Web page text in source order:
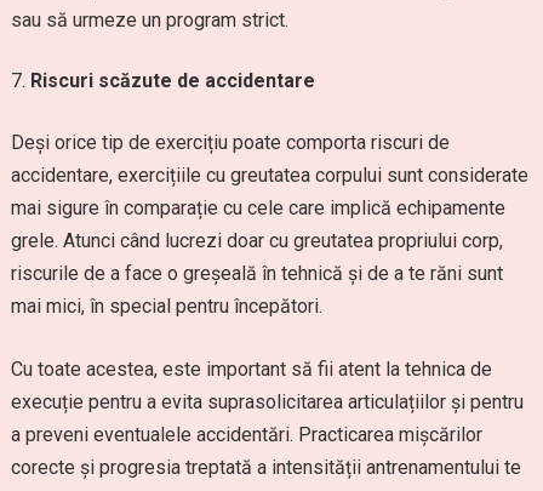
sau să urmeze un program strict.
Riscuri scăzute de accidentare
Deși orice tip de exercițiu poate comporta riscuri de
accidentare, exercițiile cu greutatea corpului sunt considerate
mai sigure în comparație cu cele care implică echipamente
grele. Atunci când lucrezi doar cu greutatea propriului corp,
riscurile de a face o greșeală în tehnică și de a te răni sunt
mai mici, în special pentru începători.
Cu toate acestea, este important să fii atent la tehnica de
execuție pentru a evita suprasolicitarea articulațiilor și pentru
a preveni eventualele accidentări. Practicarea mișcărilor
corecte și progresia treptată a intensității antrenamentului te